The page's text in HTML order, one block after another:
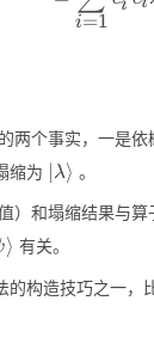
i=1
i
两个事实，一是依
缩为 λ⟩ 。
）和塌缩结果与算
⟩ 有关。
的构造技巧之一，